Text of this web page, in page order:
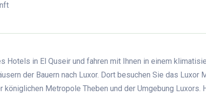
Hotels in El Quseir und fahren mit Ihnen in einem
der Bauern nach Luxor. Dort besuchen Sie das Luxor
Metropole Theben und der Umgebung Luxors.